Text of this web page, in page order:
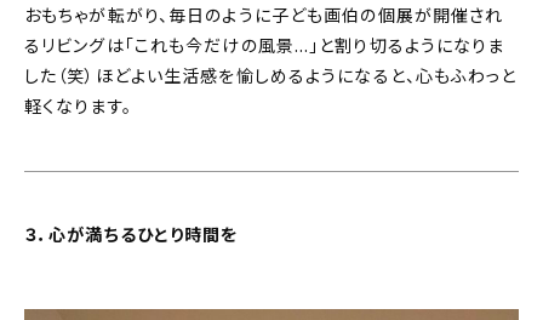
おもちゃが転がり、毎日のように子ども画伯の個展が開催され
るリビングは「これも今だけの風景…」と割り切るようになりま
した（笑）ほどよい生活感を愉しめるようになると、心もふわっと
軽くなります。
３．心が満ちるひとり時間を